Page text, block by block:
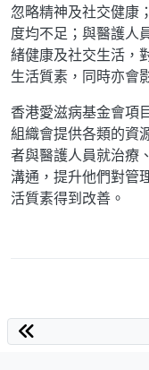
忽略精神及社交健康
度均不足；與醫護人
緒健康及社交生活，
生活質素，同時亦會
香港愛滋病基金會項
組織會提供各類的資
者與醫護人員就治療
溝通，提升他們對管
活質素得到改善。